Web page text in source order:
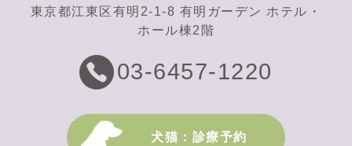
東京都江東区有明2-1-8 有明ガーデン ホテル・
ホール棟2階
03-6457-1220
犬猫：診療予約